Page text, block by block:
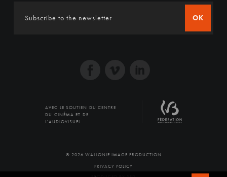
OK
AVEC LE SOUTIEN DU CENTRE
DU CINÉMA ET DE
L'AUDIOVISUEL
© 2026 WALLONIE IMAGE PRODUCTION
PRIVACY POLICY